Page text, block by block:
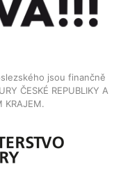
jsou finančně
ČESKÉ REPUBLIKY A
KRAJEM.